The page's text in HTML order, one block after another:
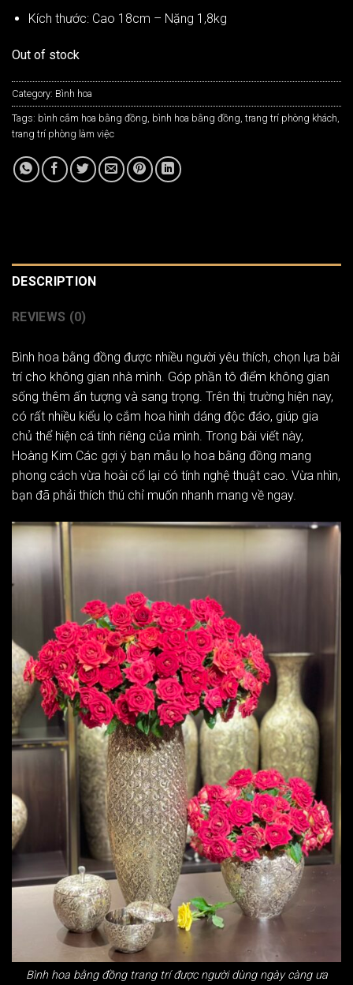
Kích thước: Cao 18cm – Nặng 1,8kg
Out of stock
Category: Bình hoa
Tags: bình cắm hoa bằng đồng bình hoa bằng đồng trang trí phòng khách
trang trí phòng làm việc
DESCRIPTION
REVIEWS (0)
Bình hoa bằng đồng được nhiều người yêu thích, chọn lựa bài
trí cho không gian nhà mình. Góp phần tô điểm không gian
sống thêm ấn tượng và sang trọng. Trên thị trường hiện nay,
có rất nhiều kiểu lọ cắm hoa hình dáng độc đáo, giúp gia
chủ thể hiện cá tính riêng của mình. Trong bài viết này,
Hoàng Kim Các gợi ý bạn mẫu lọ hoa bằng đồng mang
phong cách vừa hoài cổ lại có tính nghệ thuật cao. Vừa nhìn,
bạn đã phải thích thú chỉ muốn nhanh mang về ngay.
Bình hoa bằng đồng trang trí được người dùng ngày càng ưa